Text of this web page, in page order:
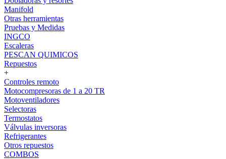
Manifold
Otras herramientas
Pruebas y Medidas
INGCO
Escaleras
PESCAN QUIMICOS
Repuestos
+
Controles remoto
Motocompresoras de 1 a 20 TR
Motoventiladores
Selectoras
Termostatos
Válvulas inversoras
Refrigerantes
Otros repuestos
COMBOS